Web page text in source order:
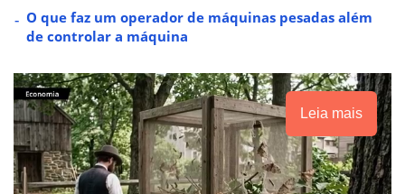
O que faz um operador de máquinas pesadas além
de controlar a máquina
Leia mais